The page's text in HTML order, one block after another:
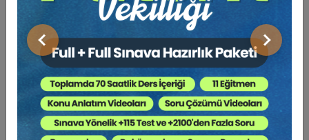
Önceki Sonraki
değer yargısıdır, fakat yerden göğe kadar haklıdır.
Atasözlerinin ve özdeyişlerin içinde çok derin felsefe vardır,
mantık vardır, bilgelik derseniz, sonuna kadar vardır. Bu
sözlerin her biri ciltler dolusu yazılacak kitaptan daha
güçlüdür, çünkü özdür, özün de özüdür. Süzülmüş, beyin
imbiğinden geçirilmiş değer yargıları, uyarılar, bir pusula gibi
her zaman doğruyu gösteren düşünceler atasözlerinin ve
özdeyişlerin temelini oluşturur.